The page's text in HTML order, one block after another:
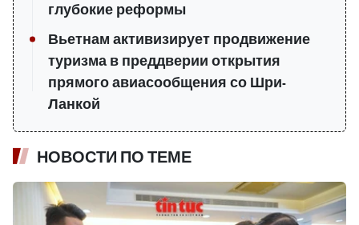
глубокие реформы
Вьетнам активизирует продвижение
туризма в преддверии открытия
прямого авиасообщения со Шри-
Ланкой
НОВОСТИ ПО ТЕМЕ